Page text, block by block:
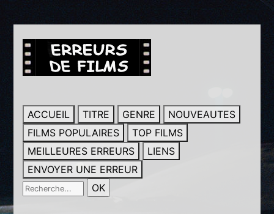
ACCUEIL TITRE GENRE
NOUVEAUTES
FILMS POPULAIRES
TOP FILMS
MEILLEURES ERREURS
LIENS
ENVOYER UNE ERREUR